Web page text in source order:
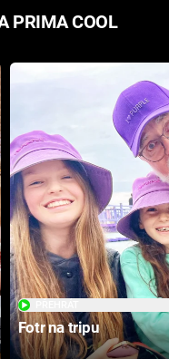
PRIMA COOL
Fotr na tripu